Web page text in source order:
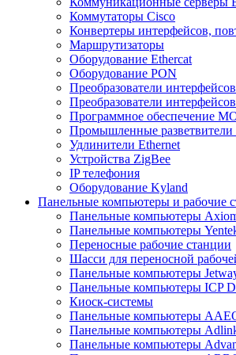
Коммутаторы Cisco
Конвертеры интерфейсов,
Маршрутизаторы
Оборудование Ethercat
Оборудование PON
Преобразователи
Преобразователи
Программное обеспечение
Промышленные разветвители
Удлинители Ethernet
Устройства ZigBee
IP телефония
Оборудование Kyland
Панельные компьютеры и рабочие
Панельные компьютеры
Панельные компьютеры
Переносные рабочие станции
Шасси для переносной
Панельные компьютеры
Панельные компьютеры ICP
Киоск-системы
Панельные компьютеры
Панельные компьютеры
Панельные компьютеры